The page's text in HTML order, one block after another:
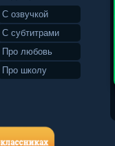
С озвучкой
С субтитрами
Про любовь
Про школу